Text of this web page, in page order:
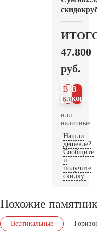
скидок
47.800
руб.
В
В 1
клик
или
наличные.
Нашли
дешевле?
Сообщите
и
получите
скидку.
Похожие
Вертикальные